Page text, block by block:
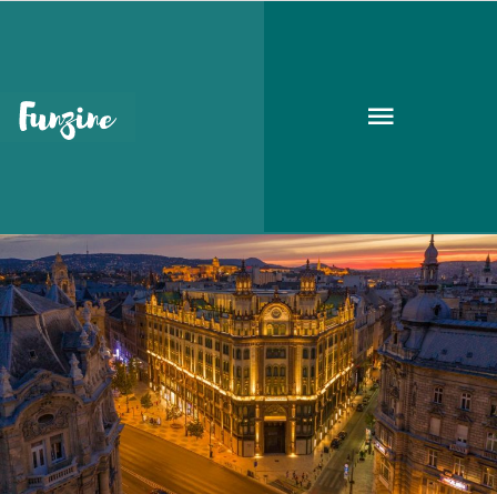
Párisi Udvar